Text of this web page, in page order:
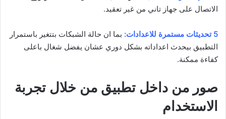
الاتصال على جهاز تاني من غير تعقيد.
5 تحديثات مستمرة للاعدادات:
بما ان حالة الشبكات بتتغير باستمرار
التطبيق بيحدث اعداداته بشكل دوري عشان يفضل شغال باعلى
كفاءة ممكنة.
صور من داخل تطبيق من خلال تجربة
الاستخدام